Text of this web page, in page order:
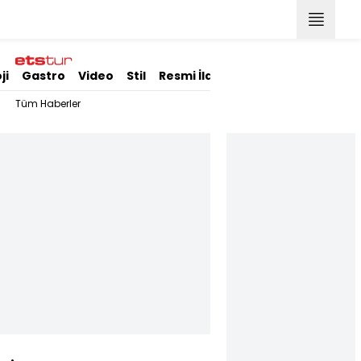
Gastro Video Stil Resmi İlanlar
Tüm Haberler